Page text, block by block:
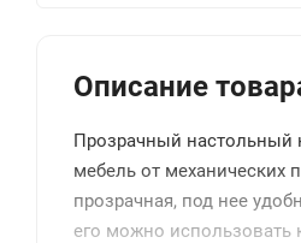
Описание
Прозрачный настольный
мебель от механических
прозрачная, под нее
его можно использовать